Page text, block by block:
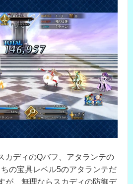
カディのQバフ、アタランテの
の宝具レベル5のアタランテだ
が、無理ならスカディの防御デ